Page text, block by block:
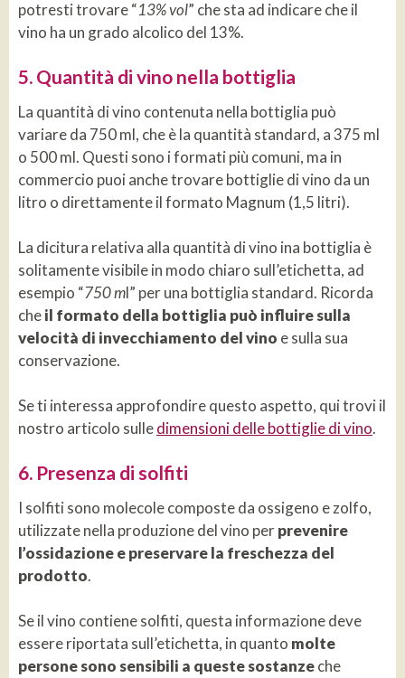
potresti trovare “13% vol” che sta ad indicare che il
vino ha un grado alcolico del 13%.
5. Quantità di vino nella bottiglia
La quantità di vino contenuta nella bottiglia può
variare da 750 ml, che è la quantità standard, a 375 ml
o 500 ml. Questi sono i formati più comuni, ma in
commercio puoi anche trovare bottiglie di vino da un
litro o direttamente il formato Magnum (1,5 litri).
La dicitura relativa alla quantità di vino ina bottiglia è
solitamente visibile in modo chiaro sull’etichetta, ad
esempio “750 ml” per una bottiglia standard. Ricorda
cheil formato della bottiglia può influire sulla
velocità di invecchiamento del vino e sulla sua
conservazione.
Se ti interessa approfondire questo aspetto, qui trovi il
nostro articolo sulledimensioni delle bottiglie di vino.
6. Presenza di solfiti
I solfiti sono molecole composte da ossigeno e zolfo,
utilizzate nella produzione del vino perprevenire
l’ossidazione e preservare la freschezza del
prodotto.
Se il vino contiene solfiti, questa informazione deve
essere riportata sull’etichetta, in quanto molte
persone sono sensibili a queste sostanzeche